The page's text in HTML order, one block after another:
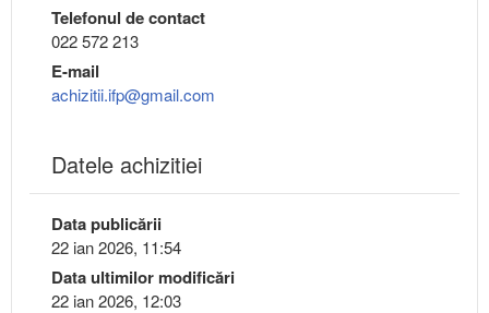
Telefonul de contact
022 572 213
E-mail
achizitii.ifp@gmail.com
Datele achizitiei
Data publicării
22 ian 2026, 11:54
Data ultimilor modificări
22 ian 2026, 12:03